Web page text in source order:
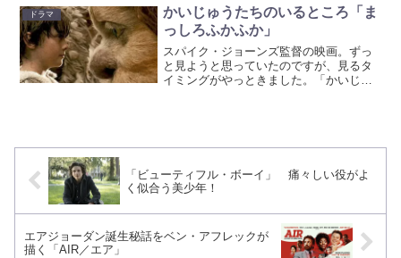
見事に実写化された...
ドラマ
かいじゅうたちのいるところ「ま
っしろふかふか」
スパイク・ジョーンズ監督の映画。ずっ
と見ようと思っていたのですが、見るタ
イミングがやっときました。「かいじゅ
「ビューティフル・ボーイ」 痛々しい役がよ
く似合う美少年！
エアジョーダン誕生秘話をベン・アフレックが
描く「AIR／エア」